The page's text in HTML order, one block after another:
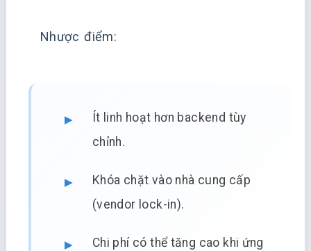
Nhược điểm:
Ít linh hoạt hơn backend tùy
chỉnh.
Khóa chặt vào nhà cung cấp
(vendor lock-in).
Chi phí có thể tăng cao khi ứng